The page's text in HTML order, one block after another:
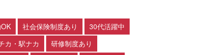
社会保険制度あり
30代活躍中
カ・駅ナカ
研修制度あり